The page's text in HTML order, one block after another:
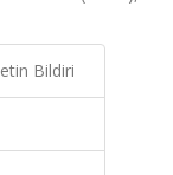
Bildiri